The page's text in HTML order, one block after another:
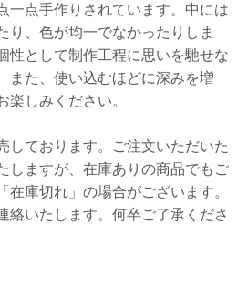
一点手作りされています。中には
り、色が均一でなかったりしま
性として制作工程に思いを馳せな
また、使い込むほどに深みを増
楽しみください。
しております。ご注文いただいた
しますが、在庫ありの商品でもご
在庫切れ」の場合がございます。
絡いたします。何卒ご了承くださ